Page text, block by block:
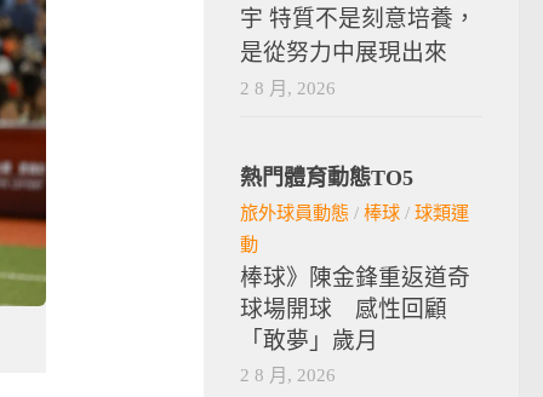
宇 特質不是刻意培養，
是從努力中展現出來
2 8 月, 2026
熱門體育動態TO5
旅外球員動態 / 棒球 / 球類運
動
棒球》陳金鋒重返道奇
球場開球 感性回顧
「敢夢」歲月
2 8 月, 2026